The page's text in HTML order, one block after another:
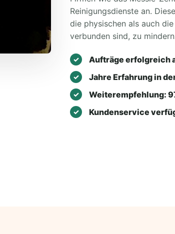
Reinigungsdienste an.
die physischen als auch
verbunden sind, zu
Aufträge erfolgreich
Jahre Erfahrung in
Weiterempfehlung:
Kundenservice